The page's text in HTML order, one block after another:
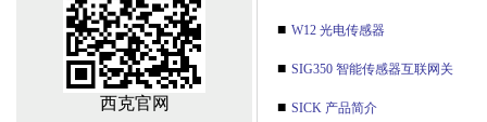
西克官网
■ W12 光电传感器
■ SIG350 智能传感器互联网关
■ SICK 产品简介